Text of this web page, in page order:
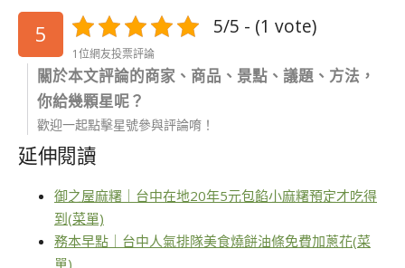
5 5/5 - (1 vote)
1位網友投票評論
關於本文評論的商家、商品、景點、議題、方法，
你給幾顆星呢？
歡迎一起點擊星號參與評論唷！
延伸閱讀
御之屋麻糬｜台中在地20年5元包餡小麻糬預定才吃得
到(菜單)
務本早點｜台中人氣排隊美食燒餅油條免費加蔥花(菜
單)